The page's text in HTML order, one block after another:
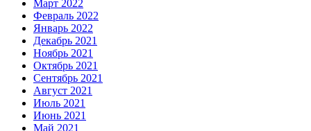
Март 2022
Февраль 2022
Январь 2022
Декабрь 2021
Ноябрь 2021
Октябрь 2021
Сентябрь 2021
Август 2021
Июль 2021
Июнь 2021
Май 2021